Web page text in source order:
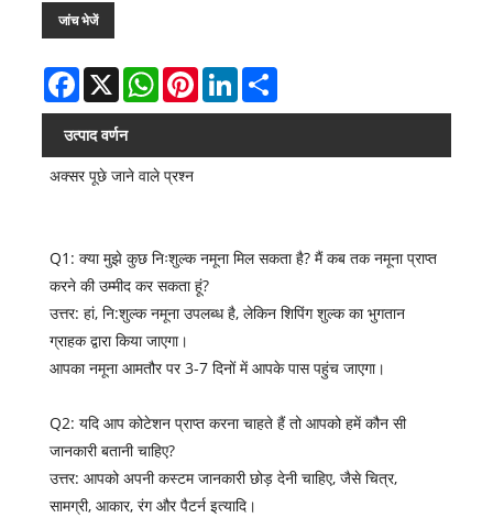
जांच भेजें
Facebook
X WhatsAppPinterestLinkedInShare
उत्पाद वर्णन
अक्सर पूछे जाने वाले प्रश्न
Q1: क्या मुझे कुछ निःशुल्क नमूना मिल सकता है? मैं कब तक नमूना प्राप्त
करने की उम्मीद कर सकता हूं?
उत्तर: हां, नि:शुल्क नमूना उपलब्ध है, लेकिन शिपिंग शुल्क का भुगतान
ग्राहक द्वारा किया जाएगा।
आपका नमूना आमतौर पर 3-7 दिनों में आपके पास पहुंच जाएगा।
Q2: यदि आप कोटेशन प्राप्त करना चाहते हैं तो आपको हमें कौन सी
जानकारी बतानी चाहिए?
उत्तर: आपको अपनी कस्टम जानकारी छोड़ देनी चाहिए, जैसे चित्र,
सामग्री, आकार, रंग और पैटर्न इत्यादि।